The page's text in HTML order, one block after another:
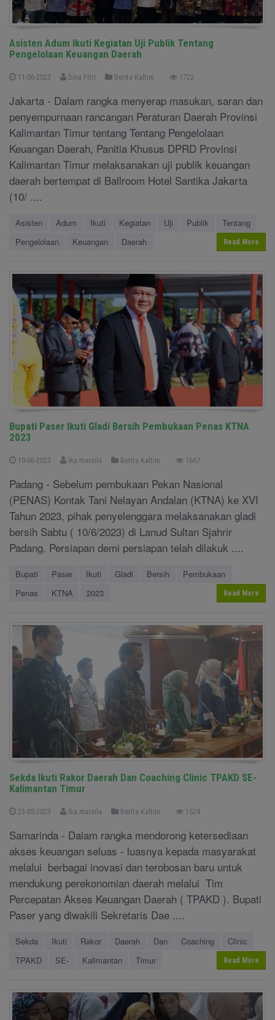
Asisten Adum Ikuti Kegiatan Uji Publik Tentang
Pengelolaan Keuangan Daerah
11-06-2023 Dina Fitri Berita Kaltim 1722
Jakarta - Dalam rangka menyerap masukan, saran dan
penyempurnaan rancangan Peraturan Daerah Provinsi
Kalimantan Timur tentang Tentang Pengelolaan
Keuangan Daerah, Panitia Khusus DPRD Provinsi
Kalimantan Timur melaksanakan uji publik keuangan
daerah bertempat di Ballroom Hotel Santika Jakarta
(10/ ....
Asisten Adum Ikuti Kegiatan Uji Publik
Tentang
Pengelolaan
Keuangan Daerah Read More
Bupati Paser Ikuti Gladi Bersih Pembukaan Penas KTNA
2023
10-06-2023 Ika marsila Berita Kaltim 1667
Padang - Sebelum pembukaan Pekan Nasional
(PENAS) Kontak Tani Nelayan Andalan (KTNA) ke XVI
Tahun 2023, pihak penyelenggara melaksanakan gladi
bersih Sabtu ( 10/6/2023) di Lanud Sultan Sjahrir
Padang. Persiapan demi persiapan telah dilakuk ....
Bupati Paser Ikuti Gladi Bersih
Pembukaan
Penas
KTNA 2023 Read More
Sekda Ikuti Rakor Daerah Dan Coaching Clinic TPAKD SE-
Kalimantan Timur
23-05-2023 Ika marsila Berita Kaltim 1524
Samarinda - Dalam rangka mendorong ketersediaan
akses keuangan seluas - luasnya kepada masyarakat
melalui berbagai inovasi dan terobosan baru untuk
mendukung perekonomian daerah melalui Tim
Percepatan Akses Keuangan Daerah ( TPAKD ). Bupati
Paser yang diwakili Sekretaris Dae ....
Sekda Ikuti Rakor Daerah Dan Coaching
Clinic
TPAKD
SE- Kalimantan Timur Read More